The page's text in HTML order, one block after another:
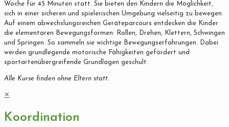
Woche für 45 Minuten statt. Sie bieten den Kindern die Möglichkeit,
sich in einer sicheren und spielerischen Umgebung vielseitig zu bewegen.
Auf einem abwechslungsreichen Geräteparcours entdecken die Kinder
die elementaren Bewegungsformen: Rollen, Drehen, Klettern, Schwingen
und Springen. So sammeln sie wichtige Bewegungserfahrungen. Dabei
werden grundlegende motorische Fähigkeiten gefördert und
sportartenübergreifende Grundlagen geschult.
Alle Kurse finden ohne Eltern statt.
✕
Koordination